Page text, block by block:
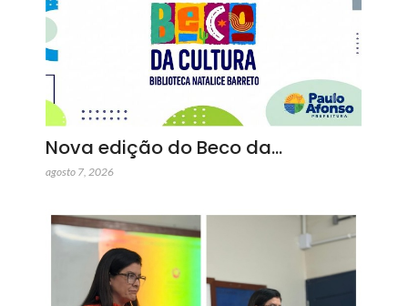
Nova edição do Beco da…
agosto 7, 2026